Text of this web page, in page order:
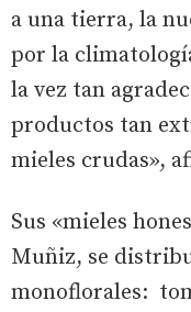
a una tierra, la
por la
la vez tan
productos tan
mieles crudas»,
Sus «mieles
Muñiz, se
monoflorales: